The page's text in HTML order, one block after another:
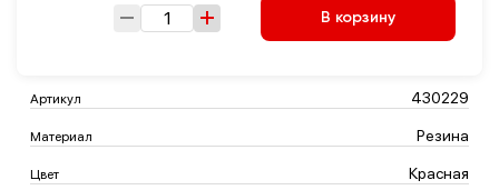
Артикул 430229
Материал Резина
Цвет Красная
В корзину